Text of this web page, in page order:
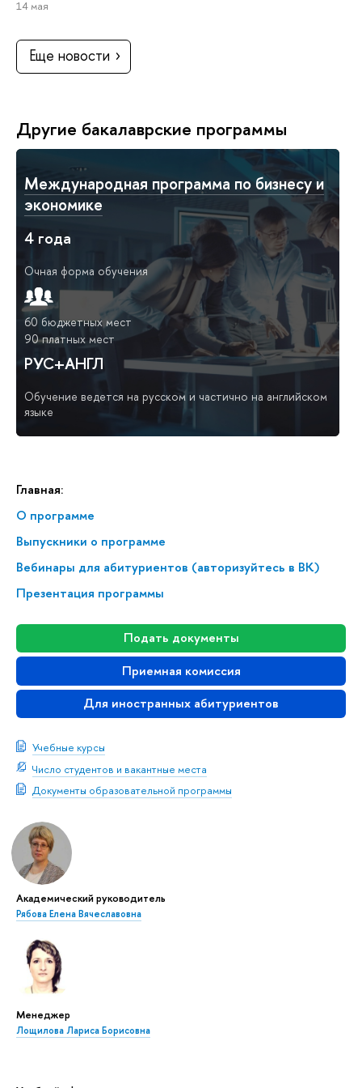
Главная:
О программе
Выпускники о программе
Вебинары для абитуриентов (авторизуйтесь в ВК)
Презентация программы
Подать документы
Приемная комиссия
Для иностранных абитуриентов
Учебные курсы
Число студентов и вакантные места
Документы образовательной программы
Академический руководитель
Рябова Елена Вячеславовна
Менеджер
Лощилова Лариса Борисовна
14 мая
Еще новости
Другие бакалаврские программы
Международная программа по бизнесу и
экономике
4 года
Очная форма обучения
60 бюджетных мест
90 платных мест
РУС+АНГЛ
Обучение ведется на русском и частично на английском
языке